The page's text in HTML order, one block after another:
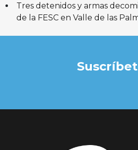
Tres detenidos y armas
de la FESC en Valle de las